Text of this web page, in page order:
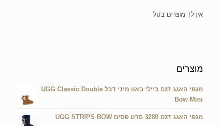
מוצרים
מגפי האגג דגם ביילי באוו מיני דבל UGG Classic Double
Bow Mini
מגפי האגג דגם 3280 סרט פסים UGG STRIPS BOW